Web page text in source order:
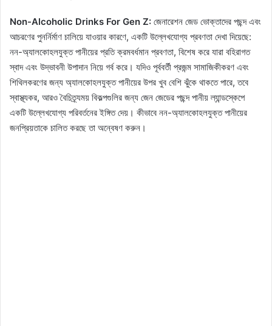
Non-Alcoholic Drinks For Gen Z: জেনারেশন জেড ভোক্তাদের পছন্দ এবং
আচরণের পুনর্নির্মাণ চালিয়ে যাওয়ার কারণে, একটি উল্লেখযোগ্য প্রবণতা দেখা দিয়েছে:
নন-অ্যালকোহলযুক্ত পানীয়ের প্রতি ক্রমবর্ধমান প্রবণতা, বিশেষ করে যারা বহিরাগত
স্বাদ এবং উদ্ভাবনী উপাদান নিয়ে গর্ব করে। যদিও পূর্ববর্তী প্রজন্ম সামাজিকীকরণ এবং
শিথিলকরণের জন্য অ্যালকোহলযুক্ত পানীয়ের উপর খুব বেশি ঝুঁকে থাকতে পারে, তবে
স্বাস্থ্যকর, আরও বৈচিত্র্যময় বিকল্পগুলির জন্য জেন জেডের পছন্দ পানীয় ল্যান্ডস্কেপে
একটি উল্লেখযোগ্য পরিবর্তনের ইঙ্গিত দেয়। কীভাবে নন-অ্যালকোহলযুক্ত পানীয়ের
জনপ্রিয়তাকে চালিত করছে তা অন্বেষণ করুন।